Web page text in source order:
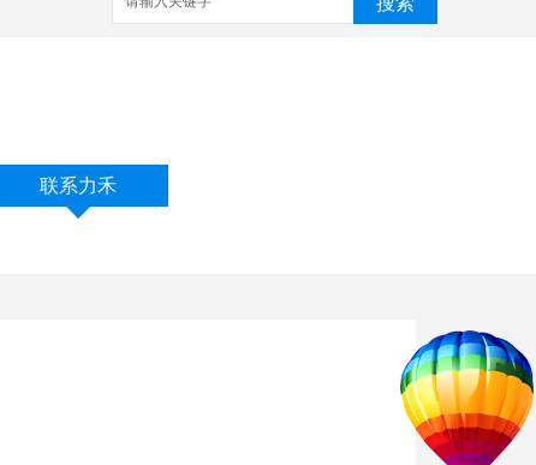
联系力禾